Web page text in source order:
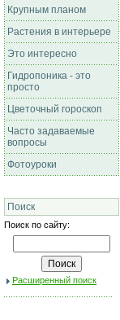
Крупным планом
Растения в интерьере
Это интересно
Гидропоника - это
просто
Цветочный гороскоп
Часто задаваемые
вопросы
Фотоуроки
Поиск
Поиск по сайту:
Расширенный поиск